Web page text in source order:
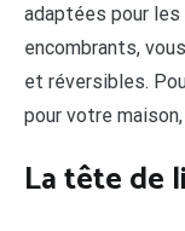
adaptées pour
encombrants,
et réversibles.
pour votre
La tête de